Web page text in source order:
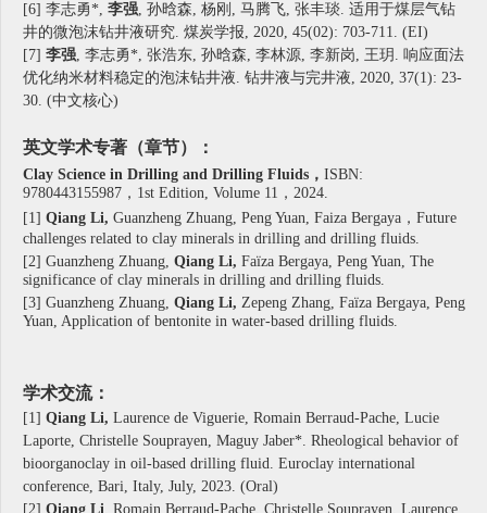
[6] 李志勇*, 李强, 孙晗森, 杨刚, 马腾飞, 张丰琰. 适用于煤层气钻
井的微泡沫钻井液研究. 煤炭学报, 2020, 45(02): 703-711. (EI)
[7] 李强, 李志勇*, 张浩东, 孙晗森, 李林源, 李新岗, 王玥. 响应面法
优化纳米材料稳定的泡沫钻井液. 钻井液与完井液, 2020, 37(1): 23-
30. (中文核心)
英文学术专著（章节）：
Clay Science in Drilling and Drilling Fluids ， ISBN:
9780443155987 ， 1st Edition, Volume 11 ， 2024.
[1] Qiang Li, Guanzheng Zhuang, Peng Yuan, Faiza Bergaya ， Future
challenges related to clay minerals in drilling and drilling fluids.
[2] Guanzheng Zhuang, Qiang Li, Faïza Bergaya, Peng Yuan, The
significance of clay minerals in drilling and drilling fluids.
[3] Guanzheng Zhuang, Qiang Li, Zepeng Zhang, Faïza Bergaya, Peng
Yuan, Application of bentonite in water-based drilling fluids.
学术交流：
[1] Qiang Li, Laurence de Viguerie, Romain Berraud-Pache, Lucie
Laporte, Christelle Souprayen, Maguy Jaber*. Rheological behavior of
bioorganoclay in oil-based drilling fluid. Euroclay international
conference, Bari, Italy, July, 2023. (Oral)
[2] Qiang Li, Romain Berraud-Pache, Christelle Souprayen, Laurence